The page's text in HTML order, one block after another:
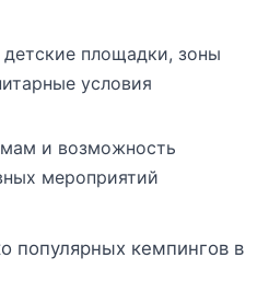
площадки, зоны
условия
и возможность
мероприятий
популярных кемпингов в